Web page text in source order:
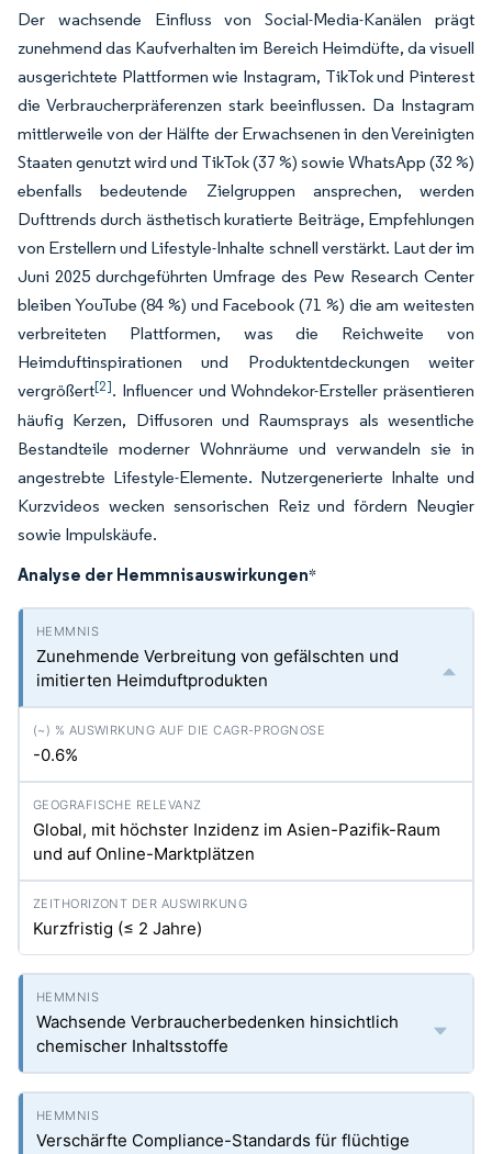
Der wachsende Einfluss von Social-Media-Kanälen prägt
zunehmend das Kaufverhalten im Bereich Heimdüfte, da visuell
ausgerichtete Plattformen wie Instagram, TikTok und Pinterest
die Verbraucherpräferenzen stark beeinflussen. Da Instagram
mittlerweile von der Hälfte der Erwachsenen in den Vereinigten
Staaten genutzt wird und TikTok (37 %) sowie WhatsApp (32 %)
ebenfalls bedeutende Zielgruppen ansprechen, werden
Dufttrends durch ästhetisch kuratierte Beiträge, Empfehlungen
von Erstellern und Lifestyle-Inhalte schnell verstärkt. Laut der im
Juni 2025 durchgeführten Umfrage des Pew Research Center
bleiben YouTube (84 %) und Facebook (71 %) die am weitesten
verbreiteten Plattformen, was die Reichweite von
Heimduftinspirationen und Produktentdeckungen weiter
vergrößert[2]. Influencer und Wohndekor-Ersteller präsentieren
häufig Kerzen, Diffusoren und Raumsprays als wesentliche
Bestandteile moderner Wohnräume und verwandeln sie in
angestrebte Lifestyle-Elemente. Nutzergenerierte Inhalte und
Kurzvideos wecken sensorischen Reiz und fördern Neugier
sowie Impulskäufe.
Analyse der Hemmnisauswirkungen*
Zunehmende Verbreitung von gefälschten und
imitierten Heimduftprodukten
-0.6%
Global, mit höchster Inzidenz im Asien-Pazifik-Raum
und auf Online-Marktplätzen
Kurzfristig (≤ 2 Jahre)
Wachsende Verbraucherbedenken hinsichtlich
chemischer Inhaltsstoffe
Verschärfte Compliance-Standards für flüchtige